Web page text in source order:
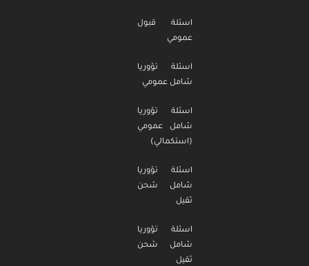
اسئلة قبول
عمومي
اسئلة تؤوريا
شامل عمومي
اسئلة تؤوريا
شامل عمومي
(استكمالي)
اسئلة تؤوريا
شامل شحن
ثقيل
اسئلة تؤوريا
شامل شحن
ثقيل